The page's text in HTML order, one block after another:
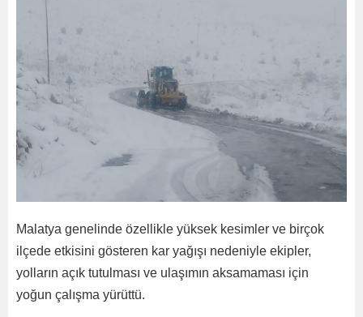
Malatya genelinde özellikle yüksek kesimler ve birçok
ilçede etkisini gösteren kar yağışı nedeniyle ekipler,
yolların açık tutulması ve ulaşımın aksamaması için
yoğun çalışma yürüttü.